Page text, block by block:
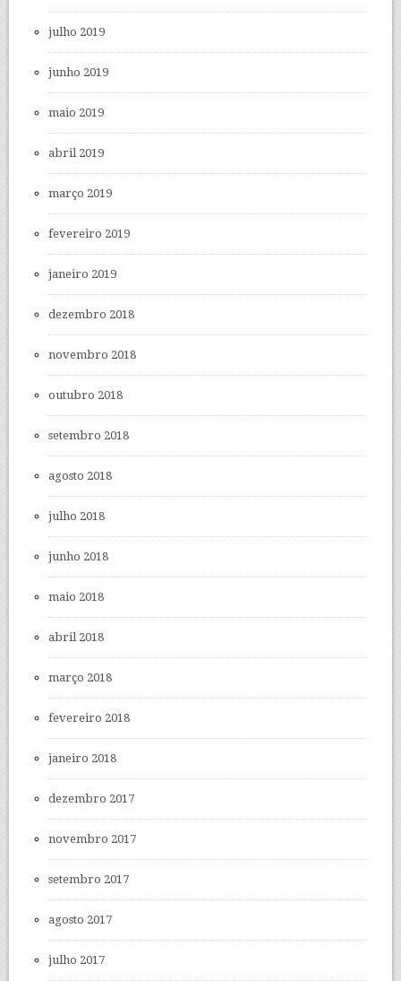
julho 2019
junho 2019
maio 2019
abril 2019
março 2019
fevereiro 2019
janeiro 2019
dezembro 2018
novembro 2018
outubro 2018
setembro 2018
agosto 2018
julho 2018
junho 2018
maio 2018
abril 2018
março 2018
fevereiro 2018
janeiro 2018
dezembro 2017
novembro 2017
setembro 2017
agosto 2017
julho 2017